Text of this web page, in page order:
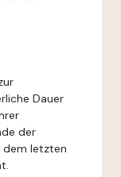
Dauer
der
dem letzten